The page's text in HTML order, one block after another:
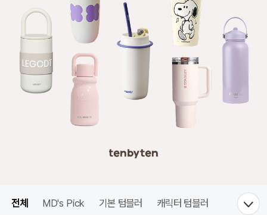
전체 MD's Pick 기본 텀블러 캐릭터 텀블러